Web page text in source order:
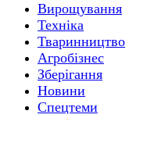
Вирощування
Техніка
Тваринництво
Агробізнес
Зберігання
Новини
Спецтеми